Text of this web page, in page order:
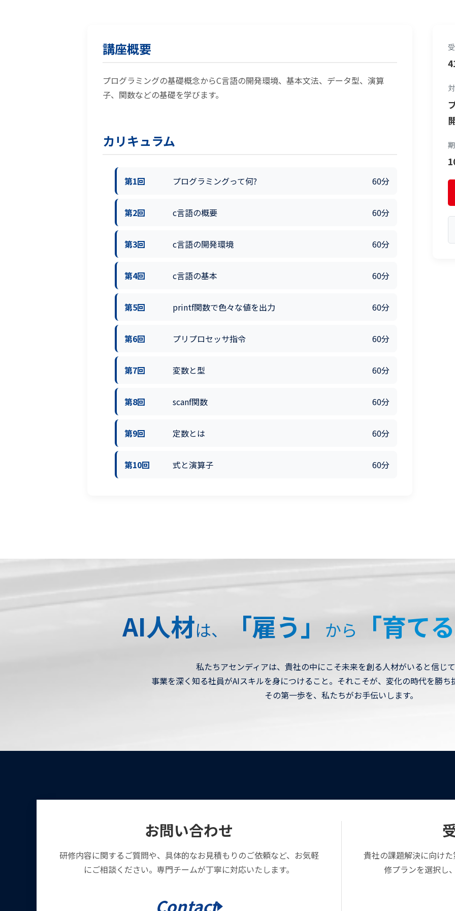
講座概要
プログラミングの基礎概念からC言語の開発環境、基本文法、データ型、演算
子、関数などの基礎を学びます。
カリキュラム
第1回 プログラミングって何? 60分
第2回 c言語の概要 60分
第3回 c言語の開発環境 60分
第4回 c言語の基本 60分
第5回 printf関数で色々な値を出力 60分
第6回 プリプロセッサ指令 60分
第7回 変数と型 60分
第8回 scanf関数 60分
第9回 定数とは 60分
第10回 式と演算子 60分
AI人材は、 「雇う」 から 「育て
私たちアセンディアは、貴社の中にこそ未来を創る人材がいると信じて
事業を深く知る社員がAIスキルを身につけること。それこそが、変化の時代を勝ち
その第一歩を、私たちがお手伝いします。
お問い合わせ
研修内容に関するご質問や、具体的なお見積もりのご依頼など、お気軽
にご相談ください。専門チームが丁寧に対応いたします。
Contact
貴社の課題解決に向け
修プランを選択し